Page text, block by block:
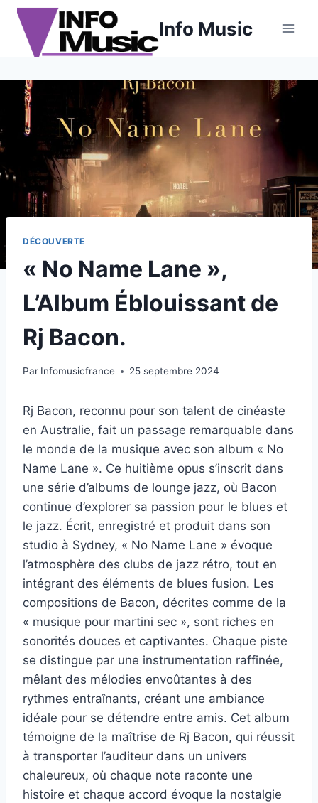
Aller
contenu
Info Music
DÉCOUVERTE
« No Name Lane »,
L’Album Éblouissant de
Rj Bacon.
Par Infomusicfrance 25 septembre 2024
Rj Bacon, reconnu pour son talent de cinéaste
en Australie, fait un passage remarquable dans
le monde de la musique avec son album « No
Name Lane ». Ce huitième opus s’inscrit dans
une série d’albums de lounge jazz, où Bacon
continue d’explorer sa passion pour le blues et
le jazz. Écrit, enregistré et produit dans son
studio à Sydney, « No Name Lane » évoque
l’atmosphère des clubs de jazz rétro, tout en
intégrant des éléments de blues fusion. Les
compositions de Bacon, décrites comme de la
« musique pour martini sec », sont riches en
sonorités douces et captivantes. Chaque piste
se distingue par une instrumentation raffinée,
mêlant des mélodies envoûtantes à des
rythmes entraînants, créant une ambiance
idéale pour se détendre entre amis. Cet album
témoigne de la maîtrise de Rj Bacon, qui réussit
à transporter l’auditeur dans un univers
chaleureux, où chaque note raconte une
histoire et chaque accord évoque la nostalgie